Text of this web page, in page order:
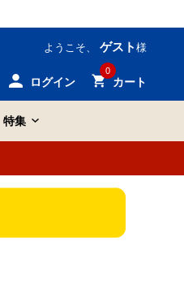
ようこそ、 ゲスト 様
ログイン
0
カート
特集